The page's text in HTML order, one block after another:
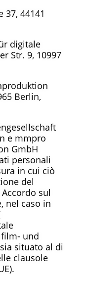
37, 44141
digitale
Str. 9, 10997
Berlin,
e mmpro
GmbH
personali
in cui ciò
del
sul
nel caso in
und
situato al di
clausole